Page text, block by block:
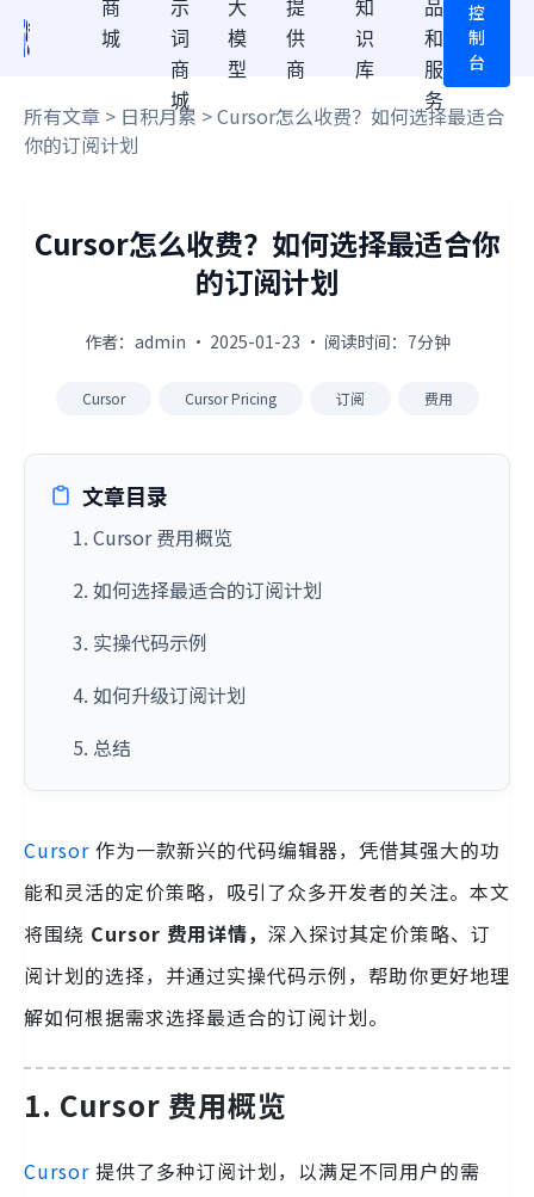
商
城
示
词
商
城
大
模
型
提
供
商
知
识
库
品
和
服
务
控
制
台
所有文章 > 日积月累 > Cursor怎么收费？如何选择最适合
你的订阅计划
Cursor怎么收费？如何选择最适合你
的订阅计划
作者：admin · 2025-01-23 · 阅读时间：7分钟
Cursor Cursor Pricing 订阅 费用
文章目录
1. Cursor 费用概览
2. 如何选择最适合的订阅计划
3. 实操代码示例
4. 如何升级订阅计划
5. 总结
Cursor 作为一款新兴的代码编辑器，凭借其强大的功
能和灵活的定价策略，吸引了众多开发者的关注。本文
将围绕 Cursor 费用详情， 深入探讨其定价策略、订
阅计划的选择，并通过实操代码示例，帮助你更好地理
解如何根据需求选择最适合的订阅计划。
1. Cursor 费用概览
Cursor 提供了多种订阅计划，以满足不同用户的需